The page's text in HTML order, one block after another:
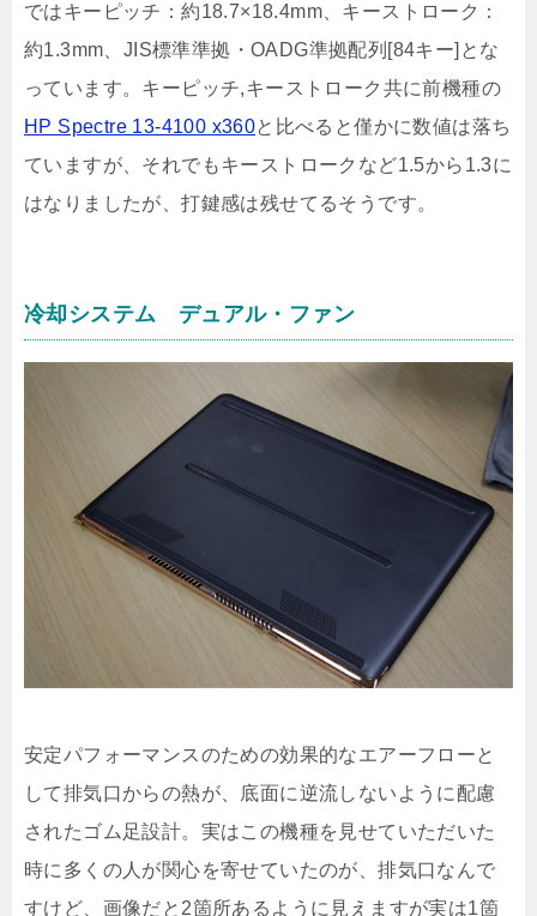
ではキーピッチ：約18.7×18.4mm、キーストローク：
約1.3mm、JIS標準準拠・OADG準拠配列[84キー]とな
っています。キーピッチ,キーストローク共に前機種の
HP Spectre 13-4100 x360と比べると僅かに数値は落ち
ていますが、それでもキーストロークなど1.5から1.3に
はなりましたが、打鍵感は残せてるそうです。
冷却システム デュアル・ファン
安定パフォーマンスのための効果的なエアーフローと
して排気口からの熱が、底面に逆流しないように配慮
されたゴム足設計。実はこの機種を見せていただいた
時に多くの人が関心を寄せていたのが、排気口なんで
すけど、画像だと2箇所あるように見えますが実は1箇